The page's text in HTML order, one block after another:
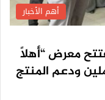
أهم الأخبار
معرض “أهلاً
ودعم المنتج